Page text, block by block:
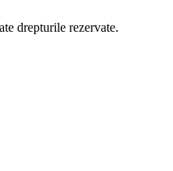
drepturile rezervate.